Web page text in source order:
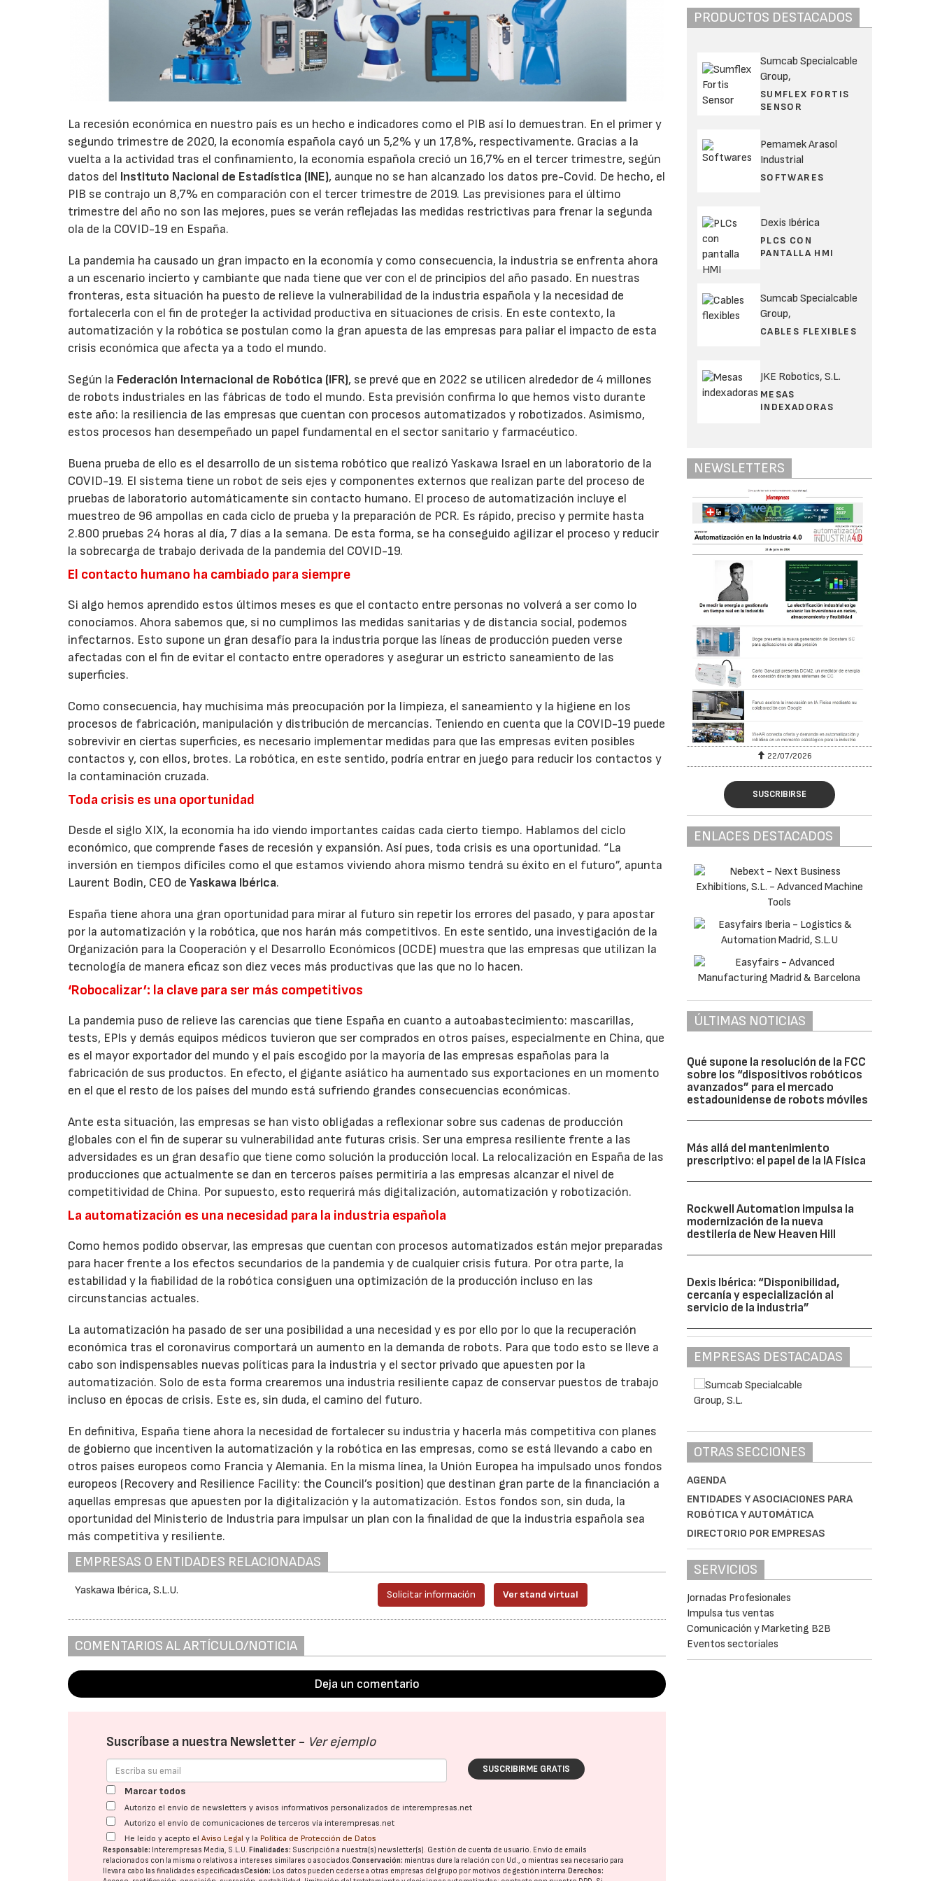
La recesión económica en nuestro país es un hecho e indicadores como el PIB así lo demuestran. En el primer y
segundo trimestre de 2020, la economía española cayó un 5,2% y un 17,8%, respectivamente. Gracias a la
vuelta a la actividad tras el confinamiento, la economía española creció un 16,7% en el tercer trimestre, según
datos del Instituto Nacional de Estadística (INE), aunque no se han alcanzado los datos pre-Covid. De hecho, el
PIB se contrajo un 8,7% en comparación con el tercer trimestre de 2019. Las previsiones para el último
trimestre del año no son las mejores, pues se verán reflejadas las medidas restrictivas para frenar la segunda
ola de la COVID-19 en España.
La pandemia ha causado un gran impacto en la economía y como consecuencia, la industria se enfrenta ahora
a un escenario incierto y cambiante que nada tiene que ver con el de principios del año pasado. En nuestras
fronteras, esta situación ha puesto de relieve la vulnerabilidad de la industria española y la necesidad de
fortalecerla con el fin de proteger la actividad productiva en situaciones de crisis. En este contexto, la
automatización y la robótica se postulan como la gran apuesta de las empresas para paliar el impacto de esta
crisis económica que afecta ya a todo el mundo.
Según la Federación Internacional de Robótica (IFR), se prevé que en 2022 se utilicen alrededor de 4 millones
de robots industriales en las fábricas de todo el mundo. Esta previsión confirma lo que hemos visto durante
este año: la resiliencia de las empresas que cuentan con procesos automatizados y robotizados. Asimismo,
estos procesos han desempeñado un papel fundamental en el sector sanitario y farmacéutico.
Buena prueba de ello es el desarrollo de un sistema robótico que realizó Yaskawa Israel en un laboratorio de la
COVID-19. El sistema tiene un robot de seis ejes y componentes externos que realizan parte del proceso de
pruebas de laboratorio automáticamente sin contacto humano. El proceso de automatización incluye el
muestreo de 96 ampollas en cada ciclo de prueba y la preparación de PCR. Es rápido, preciso y permite hasta
2.800 pruebas 24 horas al día, 7 días a la semana. De esta forma, se ha conseguido agilizar el proceso y reducir
la sobrecarga de trabajo derivada de la pandemia del COVID-19.
El contacto humano ha cambiado para siempre
Si algo hemos aprendido estos últimos meses es que el contacto entre personas no volverá a ser como lo
conocíamos. Ahora sabemos que, si no cumplimos las medidas sanitarias y de distancia social, podemos
infectarnos. Esto supone un gran desafío para la industria porque las líneas de producción pueden verse
afectadas con el fin de evitar el contacto entre operadores y asegurar un estricto saneamiento de las
superficies.
Como consecuencia, hay muchísima más preocupación por la limpieza, el saneamiento y la higiene en los
procesos de fabricación, manipulación y distribución de mercancías. Teniendo en cuenta que la COVID-19 puede
sobrevivir en ciertas superficies, es necesario implementar medidas para que las empresas eviten posibles
contactos y, con ellos, brotes. La robótica, en este sentido, podría entrar en juego para reducir los contactos y
la contaminación cruzada.
Toda crisis es una oportunidad
Desde el siglo XIX, la economía ha ido viendo importantes caídas cada cierto tiempo. Hablamos del ciclo
económico, que comprende fases de recesión y expansión. Así pues, toda crisis es una oportunidad. “La
inversión en tiempos difíciles como el que estamos viviendo ahora mismo tendrá su éxito en el futuro”, apunta
Laurent Bodin, CEO deYaskawa Ibérica.
España tiene ahora una gran oportunidad para mirar al futuro sin repetir los errores del pasado, y para apostar
por la automatización y la robótica, que nos harán más competitivos. En este sentido, una investigación de la
Organización para la Cooperación y el Desarrollo Económicos (OCDE) muestra que las empresas que utilizan la
tecnología de manera eficaz son diez veces más productivas que las que no lo hacen.
‘Robocalizar’: la clave para ser más competitivos
La pandemia puso de relieve las carencias que tiene España en cuanto a autoabastecimiento: mascarillas,
tests, EPIs y demás equipos médicos tuvieron que ser comprados en otros países, especialmente en China, que
es el mayor exportador del mundo y el país escogido por la mayoría de las empresas españolas para la
fabricación de sus productos. En efecto, el gigante asiático ha aumentado sus exportaciones en un momento
en el que el resto de los países del mundo está sufriendo grandes consecuencias económicas.
Ante esta situación, las empresas se han visto obligadas a reflexionar sobre sus cadenas de producción
globales con el fin de superar su vulnerabilidad ante futuras crisis. Ser una empresa resiliente frente a las
adversidades es un gran desafío que tiene como solución la producción local. La relocalización en España de las
producciones que actualmente se dan en terceros países permitiría a las empresas alcanzar el nivel de
competitividad de China. Por supuesto, esto requerirá más digitalización, automatización y robotización.
La automatización es una necesidad para la industria española
Como hemos podido observar, las empresas que cuentan con procesos automatizados están mejor preparadas
para hacer frente a los efectos secundarios de la pandemia y de cualquier crisis futura. Por otra parte, la
estabilidad y la fiabilidad de la robótica consiguen una optimización de la producción incluso en las
circunstancias actuales.
La automatización ha pasado de ser una posibilidad a una necesidad y es por ello por lo que la recuperación
económica tras el coronavirus comportará un aumento en la demanda de robots. Para que todo esto se lleve a
cabo son indispensables nuevas políticas para la industria y el sector privado que apuesten por la
automatización. Solo de esta forma crearemos una industria resiliente capaz de conservar puestos de trabajo
incluso en épocas de crisis. Este es, sin duda, el camino del futuro.
En definitiva, España tiene ahora la necesidad de fortalecer su industria y hacerla más competitiva con planes
de gobierno que incentiven la automatización y la robótica en las empresas, como se está llevando a cabo en
otros países europeos como Francia y Alemania. En la misma línea, la Unión Europea ha impulsado unos fondos
europeos (Recovery and Resilience Facility: the Council’s position) que destinan gran parte de la financiación a
aquellas empresas que apuesten por la digitalización y la automatización. Estos fondos son, sin duda, la
oportunidad del Ministerio de Industria para impulsar un plan con la finalidad de que la industria española sea
más competitiva y resiliente.
EMPRESAS O ENTIDADES RELACIONADAS
Yaskawa Ibérica, S.L.U. Solicitar información Ver stand virtual
COMENTARIOS AL ARTÍCULO/NOTICIA
Deja un comentario
Suscríbase a nuestra Newsletter - Ver ejemplo
SUSCRIBIRME GRATIS
Marcar todos
Autorizo el envío de newsletters y avisos informativos personalizados de interempresas.net
Autorizo el envío de comunicaciones de terceros vía interempresas.net
He leído y acepto elAviso Legal y la Política de Protección de Datos
Responsable: Interempresas Media, S.L.U. Finalidades: Suscripción a nuestra(s) newsletter(s). Gestión de cuenta de usuario. Envío de emails
relacionados con la misma o relativos a intereses similares o asociados.Conservación: mientras dure la relación con Ud., o mientras sea necesario para
llevar a cabo las finalidades especificadasCesión: Los datos pueden cederse a otras empresas del grupo por motivos de gestión interna. Derechos:
PRODUCTOS DESTACADOS
Sumcab Specialcable
Group,
SUMFLEX FORTIS
SENSOR
Pemamek Arasol
Industrial
SOFTWARES
Dexis Ibérica
PLCS CON
PANTALLA HMI
Sumcab Specialcable
Group,
CABLES FLEXIBLES
JKE Robotics, S.L.
MESAS
INDEXADORAS
NEWSLETTERS
22/07/2026 29/07/2026 22/07/2026
SUSCRIBIRSE
ENLACES DESTACADOS
ÚLTIMAS NOTICIAS
Qué supone la resolución de la FCC
sobre los “dispositivos robóticos
avanzados” para el mercado
estadounidense de robots móviles
Más allá del mantenimiento
prescriptivo: el papel de la IA Física
Rockwell Automation impulsa la
modernización de la nueva
destilería de New Heaven Hill
Dexis Ibérica: “Disponibilidad,
cercanía y especialización al
servicio de la industria”
EMPRESAS DESTACADAS
OTRAS SECCIONES
AGENDA
ENTIDADES Y ASOCIACIONES PARA
ROBÓTICA Y AUTOMÁTICA
DIRECTORIO POR EMPRESAS
SERVICIOS
Jornadas Profesionales
Impulsa tus ventas
Comunicación y Marketing B2B
Eventos sectoriales